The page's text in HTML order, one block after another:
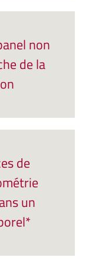
non
de la
de
un